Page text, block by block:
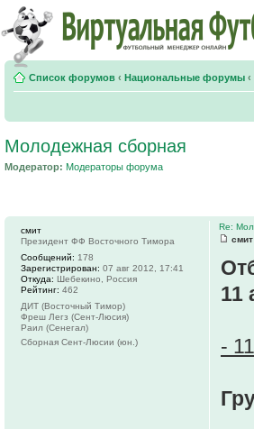
Список форумов ‹ Национальные форумы ‹
Молодежная сборная
Модератор: Модераторы форума
Re:
смит
11
-
смит
Президент ФФ Восточного Тимора
Сообщений: 178
Зарегистрирован: 07 авг 2012, 17:41
Откуда: Шебекино, Россия
Рейтинг: 462
ДИТ (Восточный Тимор)
Фреш Легз (Сент-Люсия)
Раил (Сенегал)
Сборная Сент-Люсии (юн.)